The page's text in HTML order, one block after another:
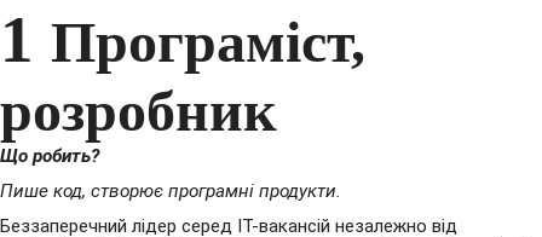
1 Програміст,
розробник
Що робить?
Пише код, створює програмні продукти.
Беззаперечний лідер серед IT-вакансій незалежно від